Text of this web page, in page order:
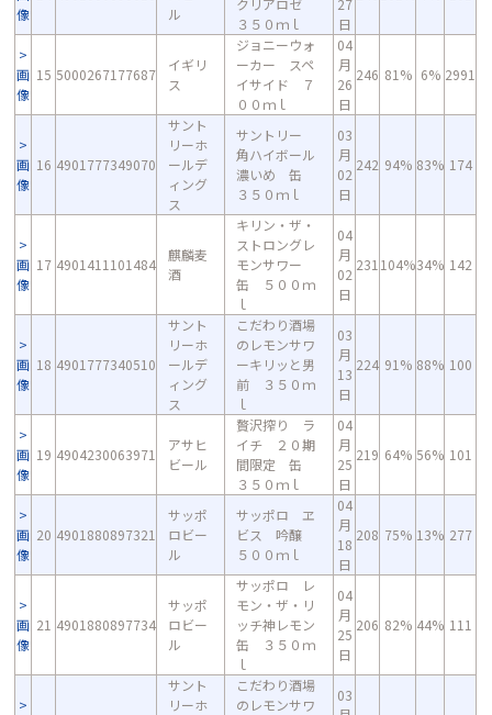
像
ル
クリアロゼ
３５０ｍｌ
27
日
画
像
15 5000267177687
イギリ
ス
ジョニーウォ
ーカー スペ
イサイド ７
００ｍｌ
04
月
26
日
246 81% 6% 2991
画
像
16 4901777349070
サント
リーホ
ールデ
ィング
ス
サントリー
角ハイボール
濃いめ 缶
３５０ｍｌ
03
月
02
日
242 94% 83% 174
画
像
17 4901411101484
麒麟麦
酒
キリン・ザ・
ストロングレ
モンサワー
缶 ５００ｍ
ｌ
04
月
02
日
231 104%34% 142
画
像
18 4901777340510
サント
リーホ
ールデ
ィング
ス
こだわり酒場
のレモンサワ
ーキリッと男
前 ３５０ｍ
ｌ
03
月
13
日
224 91% 88% 100
画
像
19 4904230063971
アサヒ
ビール
贅沢搾り ラ
イチ ２０期
間限定 缶
３５０ｍｌ
04
月
25
日
219 64% 56% 101
画
像
20 4901880897321
サッポ
ロビー
ル
サッポロ ヱ
ビス 吟醸
５００ｍｌ
04
月
18
日
208 75% 13% 277
画
像
21 4901880897734
サッポ
ロビー
ル
サッポロ レ
モン・ザ・リ
ッチ神レモン
缶 ３５０ｍ
ｌ
04
月
25
日
206 82% 44% 111
サント
リーホ
こだわり酒場
のレモンサワ
03